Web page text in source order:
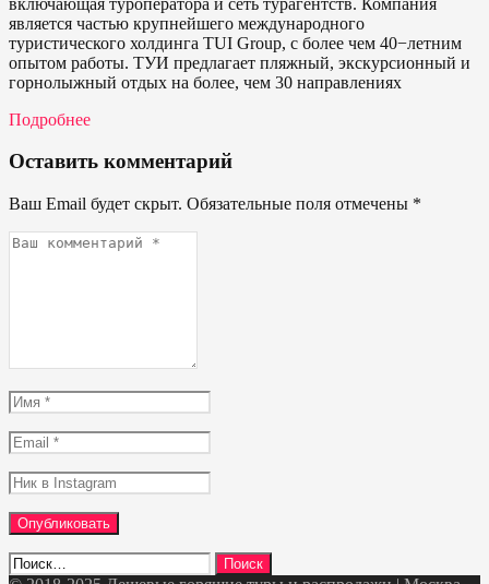
является частью крупнейшего международного
туристического холдинга TUI Group, с более чем 40−летним
опытом работы. ТУИ предлагает пляжный, экскурсионный и
горнолыжный отдых на более, чем 30 направлениях
Подробнее
Оставить комментарий
Ваш Email будет скрыт. Обязательные поля отмечены *
Ваш
Имя
*
Email
*
Ник
в
Instagram
Найти: